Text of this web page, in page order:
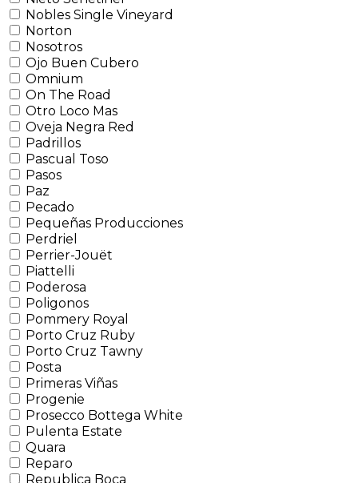
Nobles Single Vineyard
Norton
Nosotros
Ojo Buen Cubero
Omnium
On The Road
Otro Loco Mas
Oveja Negra Red
Padrillos
Pascual Toso
Pasos
Paz
Pecado
Pequeñas Producciones
Perdriel
Perrier-Jouët
Piattelli
Poderosa
Poligonos
Pommery Royal
Porto Cruz Ruby
Porto Cruz Tawny
Posta
Primeras Viñas
Progenie
Prosecco Bottega White
Pulenta Estate
Quara
Reparo
Republica Boca